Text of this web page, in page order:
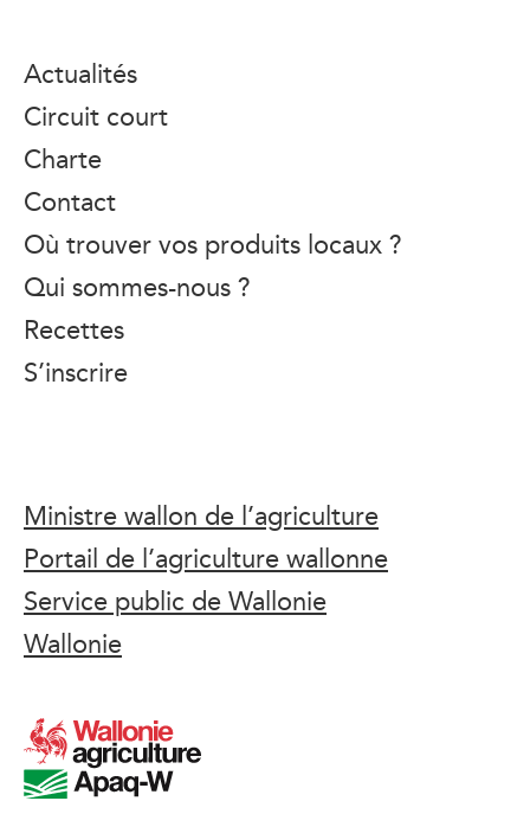
Actualités
Circuit court
Charte
Contact
Où trouver vos produits locaux ?
Qui sommes-nous ?
Recettes
S’inscrire
Ministre wallon de l’agriculture
Portail de l’agriculture wallonne
Service public de Wallonie
Wallonie